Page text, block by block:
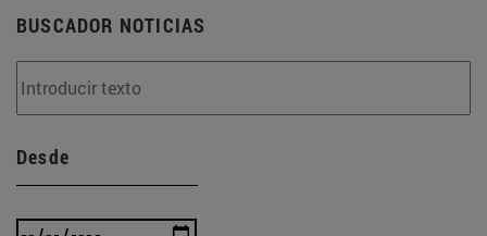
BUSCADOR NOTICIAS
Desde